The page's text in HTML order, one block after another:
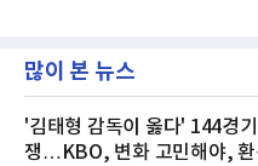
많이 본 뉴스
'김태형 감독이 옳다' 144경
쟁…KBO, 변화 고민해야, 환